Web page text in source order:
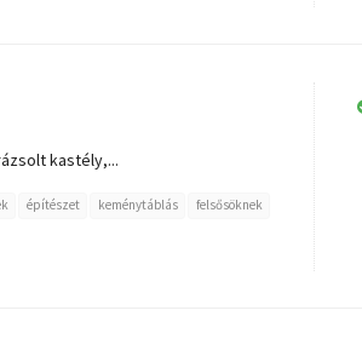
kastély,...
építészet keménytáblás
felsősöknek